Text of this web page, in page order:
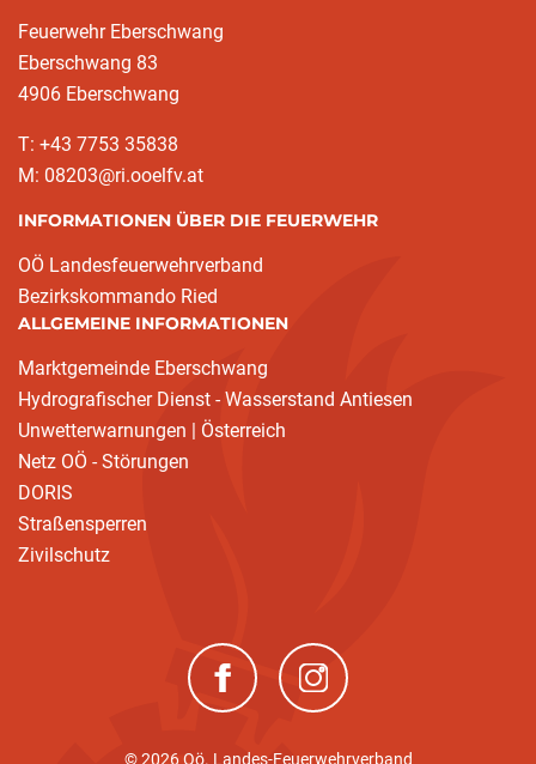
Feuerwehr Eberschwang
Eberschwang 83
4906 Eberschwang
T: +43 7753 35838
M: 08203@ri.ooelfv.at
INFORMATIONEN ÜBER DIE FEUERWEHR
OÖ Landesfeuerwehrverband
Bezirkskommando Ried
ALLGEMEINE INFORMATIONEN
Marktgemeinde Eberschwang
Hydrografischer Dienst - Wasserstand Antiesen
Unwetterwarnungen | Österreich
Netz OÖ - Störungen
DORIS
Straßensperren
Zivilschutz
(neues Fenster)(neues Fenster)
© 2026 Oö. Landes-Feuerwehrverband